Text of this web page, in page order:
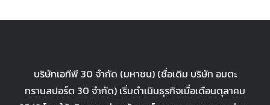
บริษัทเอทีพี 30 จำกัด (มหาชน) (ชื่อเดิม บริษัท อมตะ
ทรานสปอร์ต 30 จำกัด) เริ่มดำเนินธุรกิจเมื่อเดือนตุลาคม